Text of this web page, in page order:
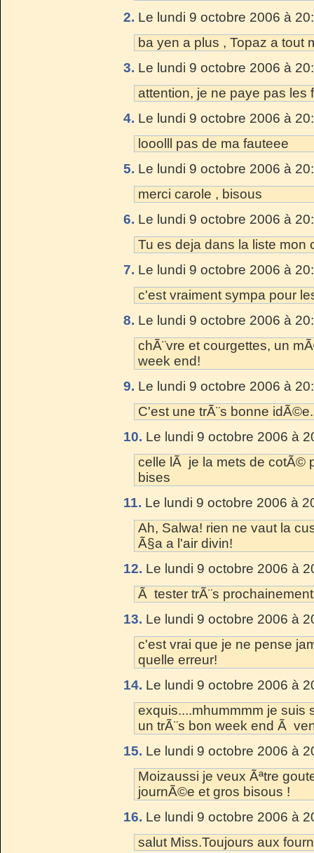
2. Le lundi 9 octobre 2006 à
ba yen a plus , Topaz a tout
3. Le lundi 9 octobre 2006 à
attention, je ne paye pas les
4. Le lundi 9 octobre 2006 à
looolll pas de ma fauteee
5. Le lundi 9 octobre 2006 à
merci carole , bisous
6. Le lundi 9 octobre 2006 à
Tu es deja dans la liste mon
7. Le lundi 9 octobre 2006 à
c'est vraiment sympa pour
8. Le lundi 9 octobre 2006 à
chÃ¨vre et courgettes, un
week end!
9. Le lundi 9 octobre 2006 à
C'est une trÃ¨s bonne
10. Le lundi 9 octobre 2006 à
celle lÃ je la mets de cotÃ©
bises
11. Le lundi 9 octobre 2006 à
Ah, Salwa! rien ne vaut la
Ã§a a l'air divin!
12. Le lundi 9 octobre 2006 à
Ã tester trÃ¨s
13. Le lundi 9 octobre 2006 à
c'est vrai que je ne pense
quelle erreur!
14. Le lundi 9 octobre 2006 à
exquis....mhummmm je suis
un trÃ¨s bon week end Ã
15. Le lundi 9 octobre 2006 à
Moizaussi je veux Ãªtre
journÃ©e et gros bisous !
16. Le lundi 9 octobre 2006 à
salut Miss.Toujours aux